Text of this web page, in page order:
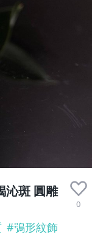
沁斑 圓雕
0
#鴞形紋飾